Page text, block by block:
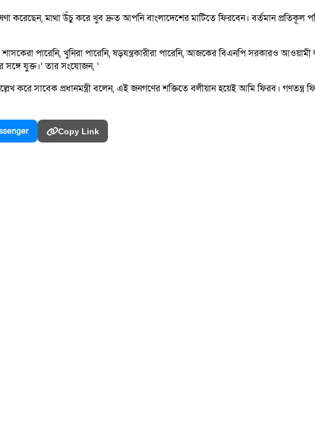
করেছেন, মাথা উঁচু করে খুব দ্রুত আপনি বাংলাদেশের মাটিতে ফিরবেন। বর্তমান
শাসকেরা পারেনি, খুনিরা পারেনি, ষড়যন্ত্রকারীরা পারেনি, আজকের বিএনপি সরকারও
সঙ্গে যুক্ত।’ তার সংযোজন, ‘
সাবেক প্রধানমন্ত্রী বলেন, এই জনগণের শক্তিতে বলীয়ান হয়েই আমি ফিরব। গণতন্ত্র
Copy Link